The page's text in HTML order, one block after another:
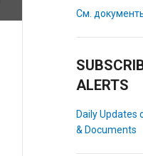
См.
ALERTS
Daily Updates
& Documents